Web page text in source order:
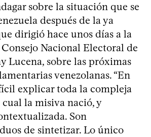
sobre la situación que se
después de la ya
dirigió hace unos días a la
Nacional Electoral de
Lucena, sobre las próximas
venezolanas. “En
explicar toda la compleja
la misiva nació, y
Son
de sintetizar. Lo único